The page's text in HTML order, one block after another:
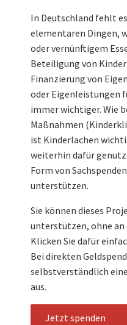
In Deutschland fehlt
elementaren Dingen,
oder vernünftigem
Beteiligung von
Finanzierung von
oder Eigenleistungen
immer wichtiger. Wie
Maßnahmen
ist Kinderlachen
weiterhin dafür
Form von
unterstützen.
Sie können dieses
unterstützen, ohne
Klicken Sie dafür
Bei direkten
selbstverständlich
aus.
Jetzt spenden